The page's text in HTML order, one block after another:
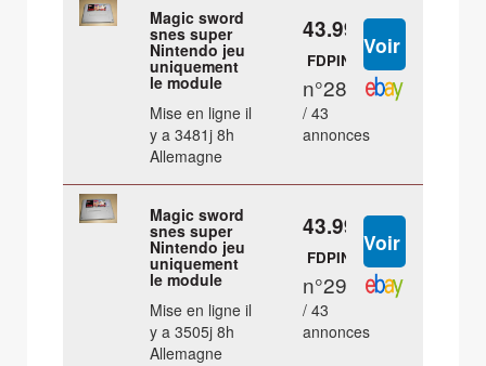
Magic sword
snes super
Nintendo jeu
uniquement
le module
Mise en ligne il
y a 3481j 8h
Allemagne
43.99 €
FDPIN
n°28
/ 43
annonces
Magic sword
snes super
Nintendo jeu
uniquement
le module
Mise en ligne il
y a 3505j 8h
Allemagne
43.99 €
FDPIN
n°29
/ 43
annonces